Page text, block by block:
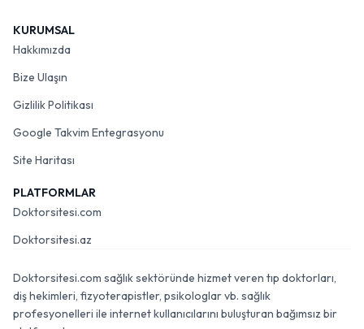
KURUMSAL
Hakkımızda
Bize Ulaşın
Gizlilik Politikası
Google Takvim Entegrasyonu
Site Haritası
PLATFORMLAR
Doktorsitesi.com
Doktorsitesi.az
Doktorsitesi.com sağlık sektöründe hizmet veren tıp doktorları,
diş hekimleri, fizyoterapistler, psikologlar vb. sağlık
profesyonelleri ile internet kullanıcılarını buluşturan bağımsız bir